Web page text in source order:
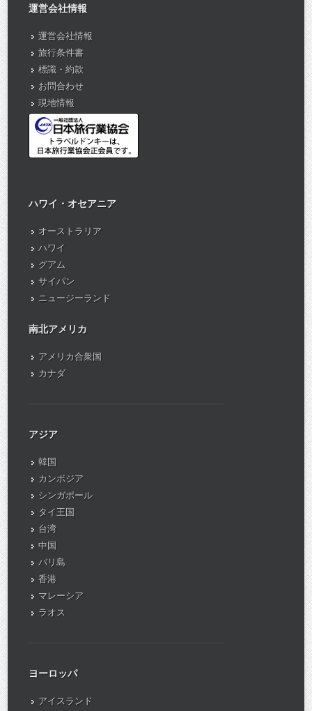
運営会社情報
運営会社情報
旅行条件書
標識・約款
お問合わせ
現地情報
ハワイ・オセアニア
オーストラリア
ハワイ
グアム
サイパン
ニュージーランド
南北アメリカ
アメリカ合衆国
カナダ
アジア
韓国
カンボジア
シンガポール
タイ王国
台湾
中国
バリ島
香港
マレーシア
ラオス
ヨーロッパ
アイスランド